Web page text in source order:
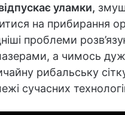
уламки,
на прибирання
проблеми
а чимось
рибальську
сучасних